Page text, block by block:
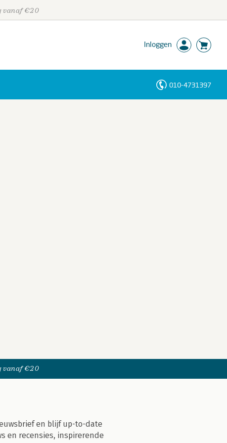
vanaf €20
Inloggen
010-4731397
vanaf €20
en blijf up-to-date
en recensies, inspirerende
Personen